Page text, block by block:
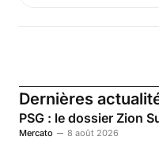
Dernières
PSG : le dossier Zion
Mercato 8 août 2026